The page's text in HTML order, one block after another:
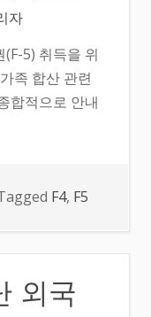
자
5) 취득을 위
족 합산 관련
합적으로 안내
F4, F5
외국